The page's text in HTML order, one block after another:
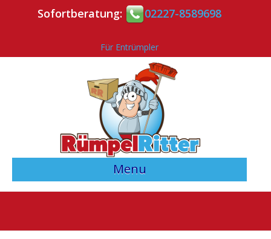
Sofortberatung: 02227-8589698
Für Entrümpler
Menu
> Angebotsvergleich starten <